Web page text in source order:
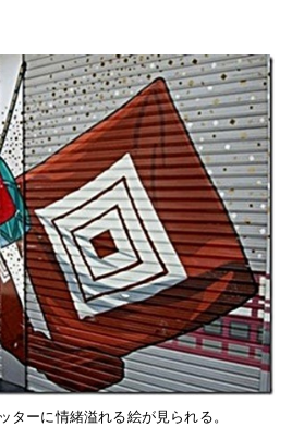
ターに情緒溢れる絵が見られる。